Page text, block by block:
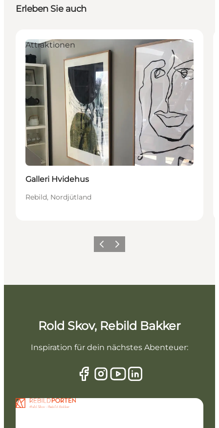
Erleben Sie auch
Attraktionen
Galleri Hvidehus
Rebild, Nordjütland
Vorherige Folie
Nächste Folie
Rold Skov, Rebild Bakker
Inspiration für dein nächstes Abenteuer: